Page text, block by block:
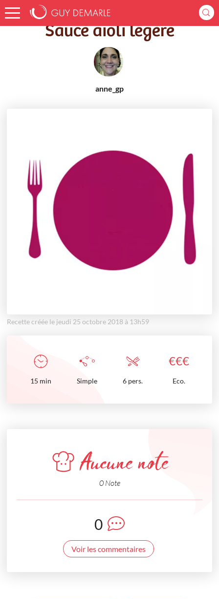
Accueil Recettes Sauce aioli légère
Sauce aioli légère
anne_gp
Recette créée le jeudi 25 octobre 2018 à 13h59
€€€
15 min Simple 6 pers. Eco.
Aucune note
0 Note
0
Voir les commentaires